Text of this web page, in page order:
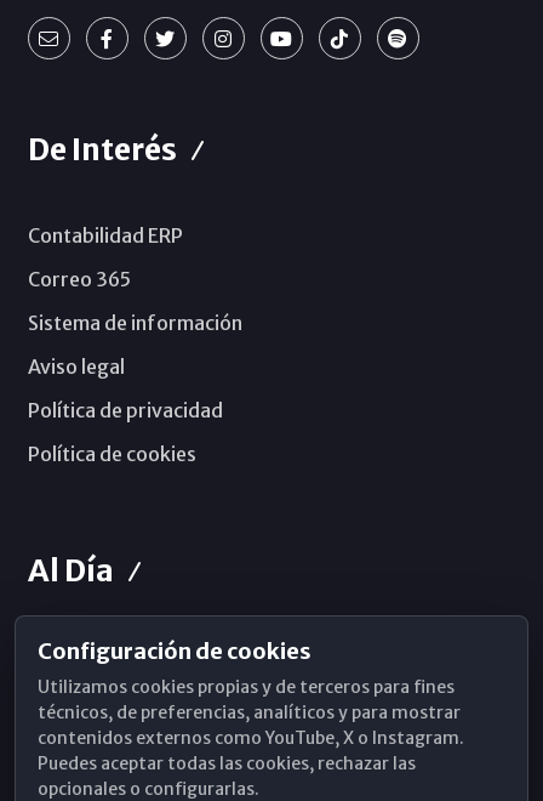
De Interés
Contabilidad ERP
Correo 365
Sistema de información
Aviso legal
Política de privacidad
Política de cookies
Al Día
Horarios de Misa
Hemeroteca
WhatsApp
Configuración de cookies
Utilizamos cookies propias y de terceros para fines
técnicos, de preferencias, analíticos y para mostrar
contenidos externos como YouTube, X o Instagram.
Puedes aceptar todas las cookies, rechazar las
opcionales o configurarlas.